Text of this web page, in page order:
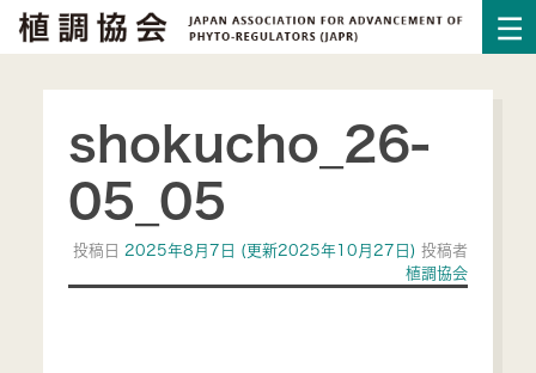
shokucho_26-
05_05
投稿日 2025年8月7日 (更新2025年10月27日)投稿者
植調協会